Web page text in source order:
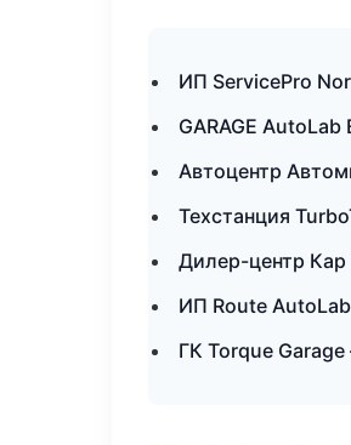
ИП ServicePro
GARAGE
Автоцентр
Техстанция
Дилер-центр
ИП Route
ГК Torque